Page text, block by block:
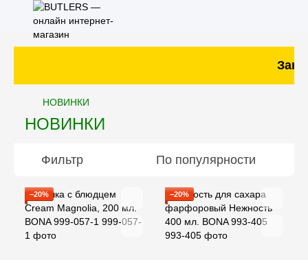
НОВИНКИ
НОВИНКИ
Фильтр По популярности
−20% −20%